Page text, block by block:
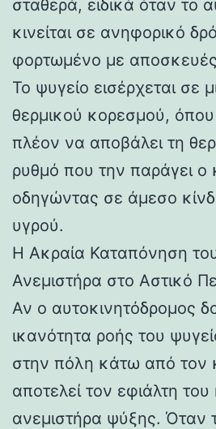
σταθερά, ειδικά όταν το
κινείται σε ανηφορικό
φορτωμένο με αποσκευές
Το ψυγείο εισέρχεται σε
θερμικού κορεσμού,
πλέον να αποβάλει τη
ρυθμό που την παράγει ο
οδηγώντας σε άμεσο
υγρού.
Η Ακραία Καταπόνηση
Ανεμιστήρα στο Αστικό
Αν ο αυτοκινητόδρομος
ικανότητα ροής του
στην πόλη κάτω από τον
αποτελεί τον εφιάλτη του
ανεμιστήρα ψύξης. Όταν